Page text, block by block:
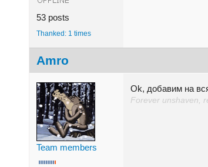
53 posts
Thanked: 1 times
Amro
Team members
Ok, добавим на
Forever unshaven,